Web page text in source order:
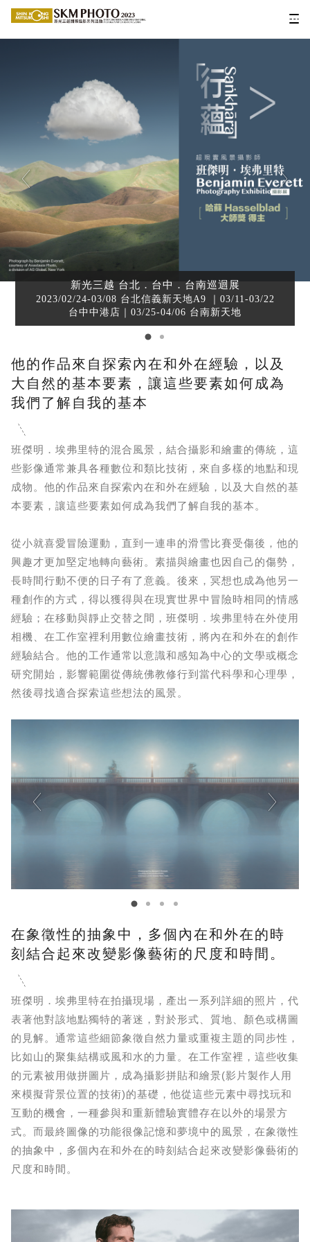
新光三越 台北．台中．台南巡迴展
2023/02/24-03/08 台北信義新天地A9 ｜03/11-03/22
台中中港店｜03/25-04/06 台南新天地
他的作品來自探索內在和外在經驗，以及
大自然的基本要素，讓這些要素如何成為
我們了解自我的基本
班傑明．埃弗里特的混合風景，結合攝影和繪畫的傳統，這
些影像通常兼具各種數位和類比技術，來自多樣的地點和現
成物。他的作品來自探索內在和外在經驗，以及大自然的基
本要素，讓這些要素如何成為我們了解自我的基本。
從小就喜愛冒險運動，直到一連串的滑雪比賽受傷後，他的
興趣才更加堅定地轉向藝術。素描與繪畫也因自己的傷勢，
長時間行動不便的日子有了意義。後來，冥想也成為他另一
種創作的方式，得以獲得與在現實世界中冒險時相同的情感
經驗；在移動與靜止交替之間，班傑明．埃弗里特在外使用
相機、在工作室裡利用數位繪畫技術，將內在和外在的創作
經驗結合。他的工作通常以意識和感知為中心的文學或概念
研究開始，影響範圍從傳統佛教修行到當代科學和心理學，
然後尋找適合探索這些想法的風景。
在象徵性的抽象中，多個內在和外在的時
刻結合起來改變影像藝術的尺度和時間。
班傑明．埃弗里特在拍攝現場，產出一系列詳細的照片，代
表著他對該地點獨特的著迷，對於形式、質地、顏色或構圖
的見解。通常這些細節象徵自然力量或重複主題的同步性，
比如山的聚集結構或風和水的力量。在工作室裡，這些收集
的元素被用做拼圖片，成為攝影拼貼和繪景(影片製作人用
來模擬背景位置的技術)的基礎，他從這些元素中尋找玩和
互動的機會，一種參與和重新體驗實體存在以外的場景方
式。而最終圖像的功能很像記憶和夢境中的風景，在象徵性
的抽象中，多個內在和外在的時刻結合起來改變影像藝術的
尺度和時間。